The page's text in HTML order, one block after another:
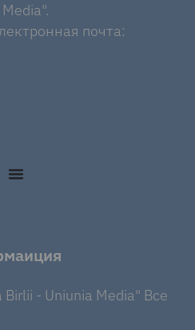
почта:
- Uniunia Media" Все